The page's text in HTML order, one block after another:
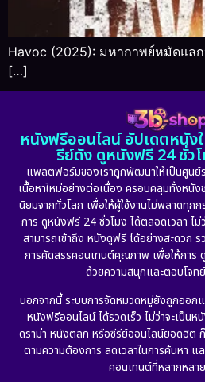
Havoc (2025): มหากาพย์หมัดแลก
[…]
หนังฟรีออนไลน์ อัปเดตหนัง
รีย์ดัง ดูหนังฟรี 24 ชั่ว
แพลตฟอร์มของเราถูกพัฒนาให้เป็นศูน
เนื้อหาใหม่อย่างต่อเนื่อง ครอบคลุมทั้งหนั
นิยมจากทั่วโลก เพื่อให้ผู้ใช้งานไม่พลาดทุก
การ ดูหนังฟรี 24 ชั่วโมง ได้ตลอดเวลา ไม่
สามารถเข้าถึง หนังดูฟรี ได้อย่างสะดวก
การคัดสรรคอนเทนต์คุณภาพ เพื่อให้การ
ด้วยความสนุกและตอบโจท
นอกจากนี้ ระบบการจัดหมวดหมู่ยังถูกออกแ
หนังฟรีออนไลน์ ได้รวดเร็ว ไม่ว่าจะเป็น
ดราม่า หนังตลก หรือซีรีย์ออนไลน์ยอดฮิต
ตามความต้องการ ลดเวลาในการค้นหา แ
คอนเทนต์ที่หลากหลา